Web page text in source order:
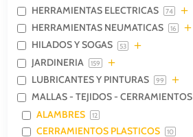
HERRAMIENTAS ELECTRICAS 74
HERRAMIENTAS NEUMATICAS 16
HILADOS Y SOGAS 53
JARDINERIA 159
LUBRICANTES Y PINTURAS 99
MALLAS - TEJIDOS - CERRAMIENTOS
ALAMBRES 12
CERRAMIENTOS PLASTICOS 10